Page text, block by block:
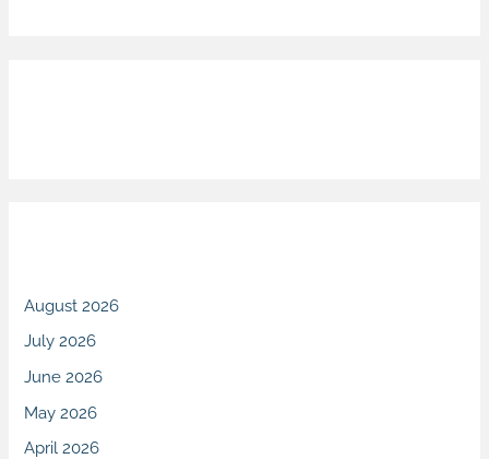
August 2026
July 2026
June 2026
May 2026
April 2026